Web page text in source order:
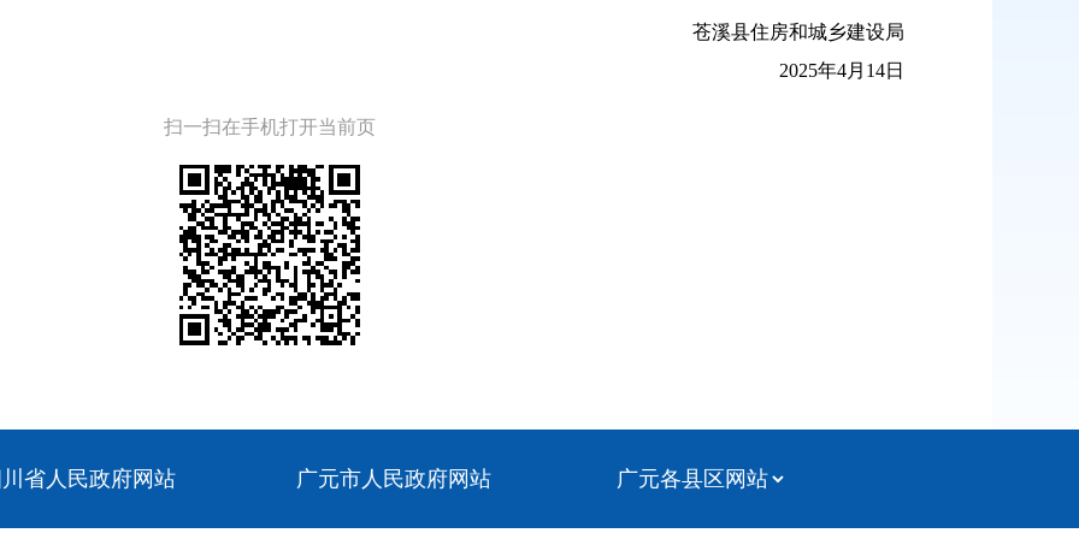
苍溪县住房和城乡建设局
2025年4月14日
扫一扫在手机打开当前页
川省人民政府网站 广元市人民政府网站